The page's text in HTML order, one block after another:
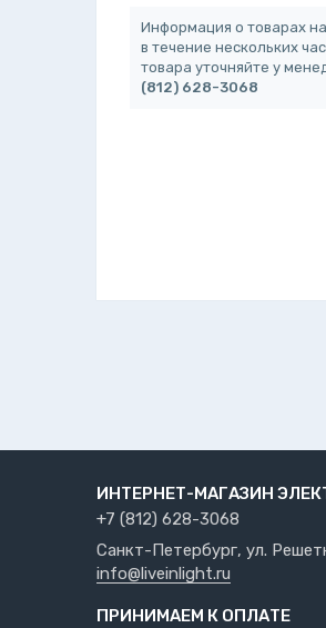
Информация о товарах
в течение нескольких
товара уточняйте у
(812) 628-3068
ИНТЕРНЕТ-МАГАЗИН
+7 (812) 628-3068
Санкт-Петербург, ул.
info@liveinlight.ru
ПРИНИМАЕМ К ОПЛАТЕ